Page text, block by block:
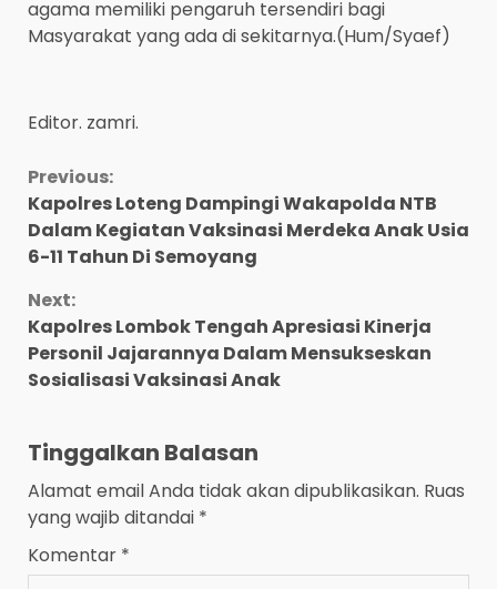
agama memiliki pengaruh tersendiri bagi
Masyarakat yang ada di sekitarnya.(Hum/Syaef)
Editor. zamri.
Continue
Reading
Previous:
Kapolres Loteng Dampingi Wakapolda NTB
Dalam Kegiatan Vaksinasi Merdeka Anak Usia
6-11 Tahun Di Semoyang
Next:
Kapolres Lombok Tengah Apresiasi Kinerja
Personil Jajarannya Dalam Mensukseskan
Sosialisasi Vaksinasi Anak
Tinggalkan Balasan
Alamat email Anda tidak akan dipublikasikan. Ruas
yang wajib ditandai *
Komentar *